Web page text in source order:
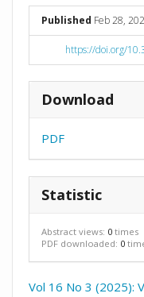
Published Feb 28,
https://doi.org/
Download
PDF
Statistic
Abstract views: 0 times
PDF downloaded: 0
Vol 16 No 3 (2025):